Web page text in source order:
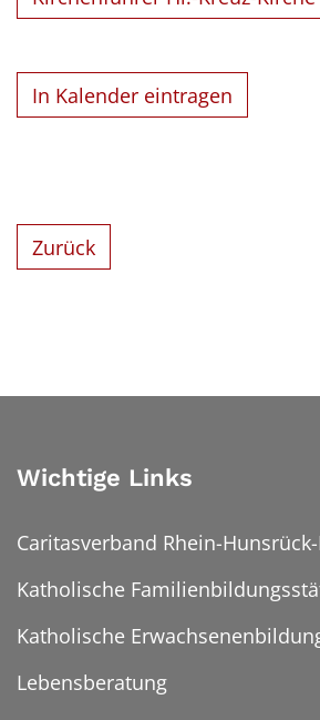
In Kalender eintragen
Zurück
Wichtige Links
Caritasverband Rhein-
Katholische
Katholische
Lebensberatung